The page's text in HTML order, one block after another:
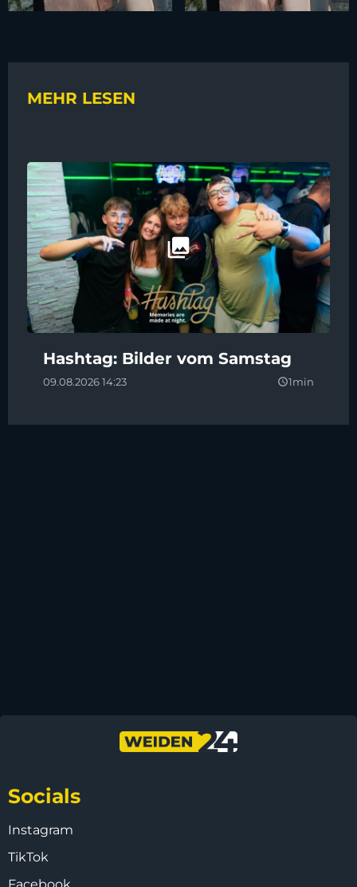
MEHR LESEN
Hashtag: Bilder vom Samstag
09.08.2026 14:23 query_builder1min
Socials
Instagram
TikTok